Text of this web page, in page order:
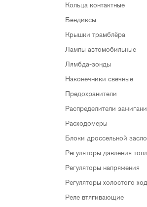
Кольца контактные
Бендиксы
Крышки трамблёра
Лампы автомобильные
Лямбда-зонды
Наконечники свечные
Предохранители
Распределители
Расходомеры
Блоки дроссельной
Регуляторы давления
Регуляторы напряжения
Регуляторы холостого
Реле втягивающие